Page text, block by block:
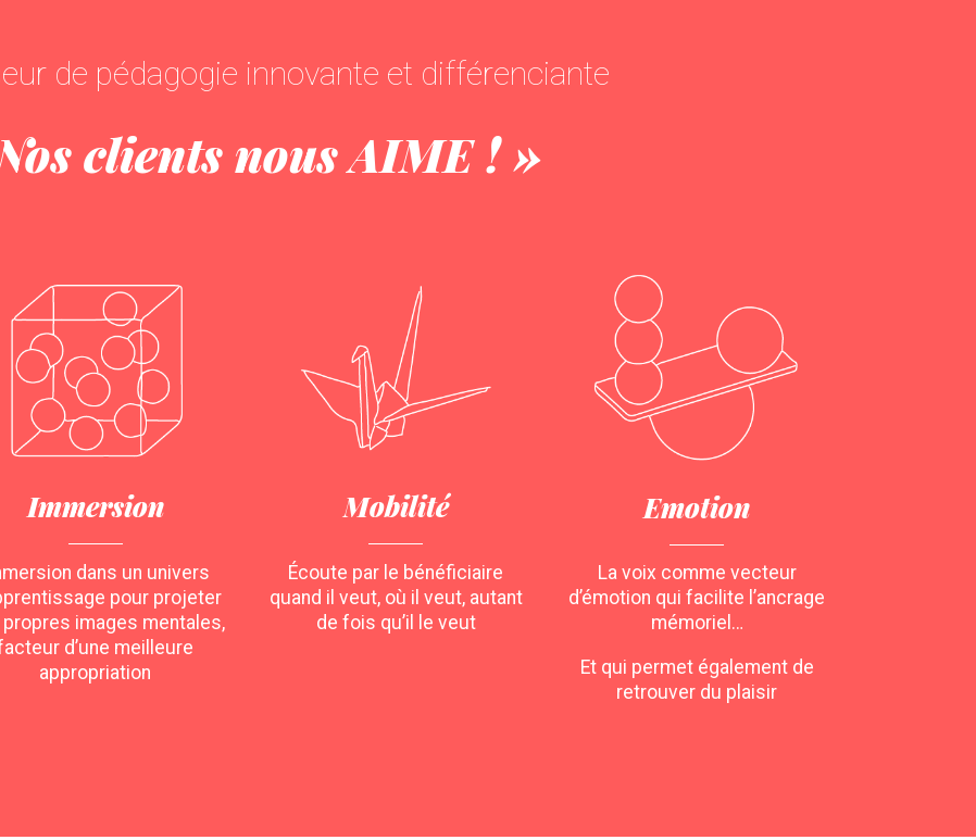
de pédagogie innovante et différenciante
clients nousAIME! »
Immersion
dans un univers
pour projeter
images mentales,
d’une meilleure
appropriation
Mobilité
Écoute par le bénéficiaire
quand il veut, où il veut, autant
de fois qu’il le veut
Emotion
La voix comme vecteur
d’émotion qui facilite l’ancrage
mémoriel…
Et qui permet également de
retrouver du plaisir